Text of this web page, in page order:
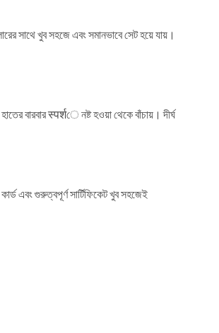
সাথে খুব সহজে এবং সমানভাবে সেট হয়ে যায়।
বারবার स्पर्शে নষ্ট হওয়া থেকে বাঁচায়। দীর্ঘ
এবং গুরুত্বপূর্ণ সার্টিফিকেট খুব সহজেই